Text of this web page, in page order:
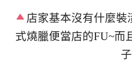
店家基本沒有什麼裝
式燒臘便當店的FU~而